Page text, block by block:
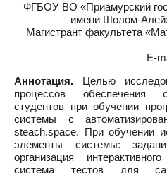
ФГБОУ ВО «Приамурский
имени Шолом-
Магистрант факультета
E-
Аннотация. Целью
процессов обеспечения
студентов при обучении
системы с
steach.space. При обучении
элементы системы:
организация
система тестов для